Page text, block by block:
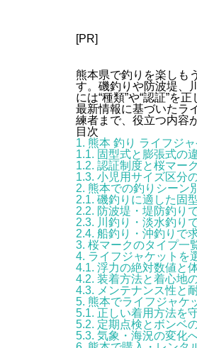
[PR]
熊本県で釣りを楽しも
す。磯釣りや防波堤、
には“種類”や“認証”を
最新情報に基づいたラ
練者まで、役立つ内容
目次
1. 熊本 釣り ライフジ
1.1. 固型式と膨張式の
1.2. 認証制度と桜マー
1.3. 小児用サイズ区分
2. 熊本での釣りシーン
2.1. 磯釣りに適した固
2.2. 防波堤・堤防釣り
2.3. 川釣り・淡水釣り
2.4. 船釣り・沖釣りで
3. 桜マークのタイプ一
4. ライフジャケットを
4.1. 浮力の絶対数値と
4.2. 装着方法と着心地
4.3. メンテナンス性と
5. 熊本でライフジャケ
5.1. 正しい着用方法を
5.2. 定期点検とボンベ
5.3. 気象・海況の変化